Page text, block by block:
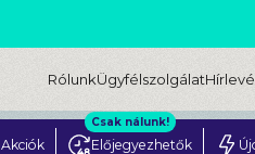
RólunkÜgyfélszolgálat
Akciók Előjegyezhetők
Csak nálunk!